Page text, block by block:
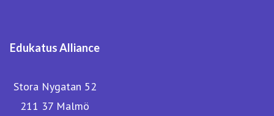
Edukatus Alliance
Stora Nygatan 52
211 37 Malmö